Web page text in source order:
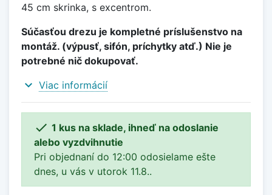
45 cm skrinka, s excentrom.
Súčasťou drezu je kompletné príslušenstvo na
montáž. (výpusť, sifón, príchytky atď.) Nie je
potrebné nič dokupovať.
expand_more Viac informácií
 1 kus na sklade, ihneď na odoslanie
alebo vyzdvihnutie
Pri objednaní do 12:00 odosielame ešte
dnes, u vás v utorok 11.8..